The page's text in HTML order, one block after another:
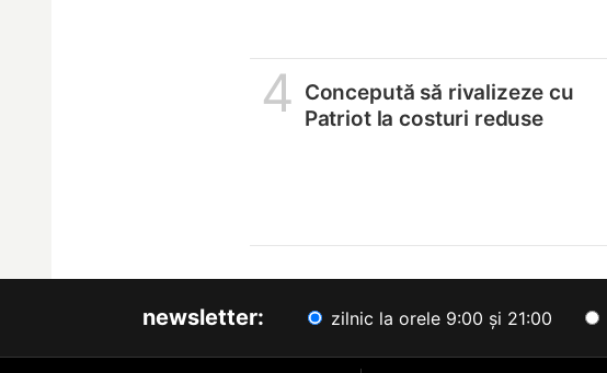
4 Concepută să rivalizeze cu
Patriot la costuri reduse
newsletter: zilnic la orele 9:00 și 21:00